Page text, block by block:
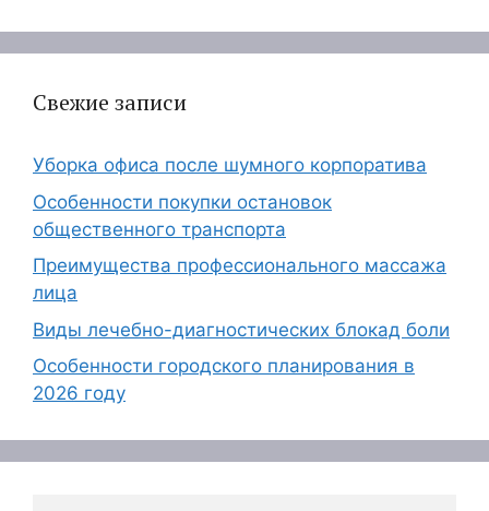
Свежие записи
Уборка офиса после шумного корпоратива
Особенности покупки остановок
общественного транспорта
Преимущества профессионального массажа
лица
Виды лечебно-диагностических блокад боли
Особенности городского планирования в
2026 году